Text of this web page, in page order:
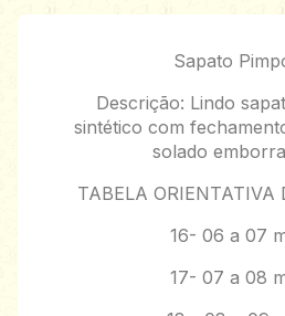
Sapato
Descrição: Lindo
sintético com
solado
TABELA ORIENTATIVA
16- 06 a 07
17- 07 a 08